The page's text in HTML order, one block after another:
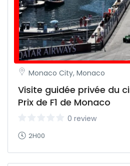
Monaco City, Monaco
Visite guidée privée du
Prix de F1 de Monaco
0 review
2H00